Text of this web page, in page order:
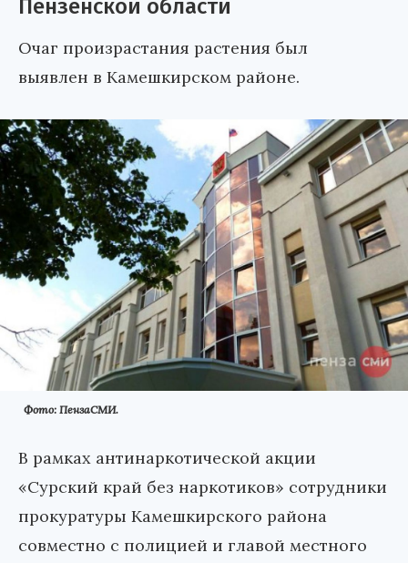
Пензенской области
Очаг произрастания растения был
выявлен в Камешкирском районе.
Фото: ПензаСМИ.
В рамках антинаркотической акции
«Сурский край без наркотиков» сотрудники
прокуратуры Камешкирского района
совместно с полицией и главой местного